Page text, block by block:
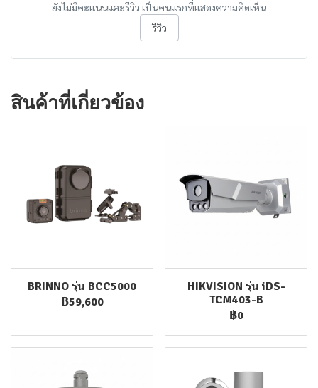
ยังไม่มีคะแนนและรีวิว เป็นคนแรกที่แสดงความคิดเห็น
รีวิว
สินค้าที่เกี่ยวข้อง
BRINNO รุ่น BCC5000
฿59,600
HIKVISION รุ่น iDS-
TCM403-B
฿0